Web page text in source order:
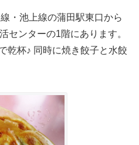
・池上線の蒲田駅東口から
センターの1階にあります。
乾杯♪ 同時に焼き餃子と水餃